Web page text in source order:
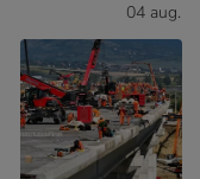
04 aug.